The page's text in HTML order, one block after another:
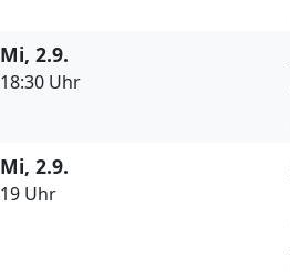
Mi, 2.9.
18:30 Uhr
Mi, 2.9.
19 Uhr